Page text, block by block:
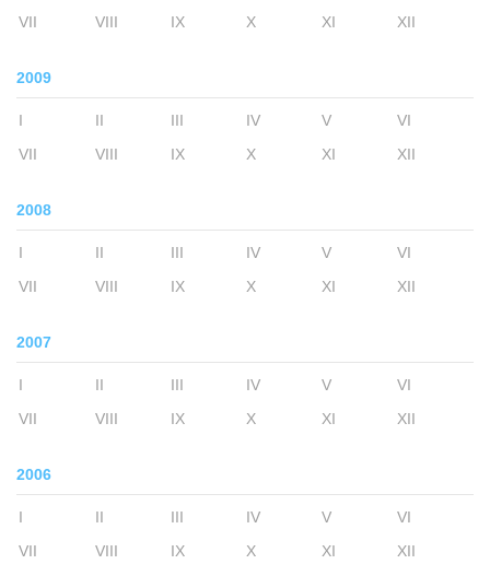
VII
VIII IX X XI XII
2009
I II III IV V
VI
VII
VIII IX X XI XII
2008
I II III IV V
VI
VII
VIII IX X XI XII
2007
I II III IV V
VI
VII
VIII IX X XI XII
2006
I II III IV V
VI
VII
VIII IX X XI XII